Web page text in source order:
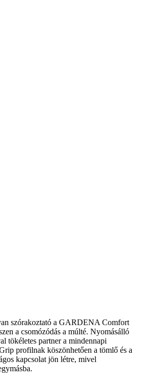
szórakoztató a GARDENA Comfort
a csomózódás a múlté. Nyomásálló
tökéletes partner a mindennapi
profilnak köszönhetően a tömlő és a
kapcsolat jön létre, mivel